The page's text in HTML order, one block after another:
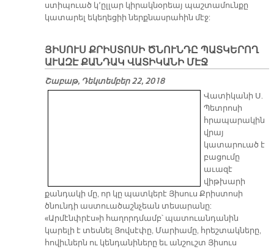
ստիպուած կ՚ըլլար կիրակնօրեայ պաշտամունքը
կատարել եկեղեցիի ներքնասրահին մէջ:
ՅԻՍՈՒՍ ՔՐԻՍՏՈՍԻ ԾՆՈՒՆԴԸ ՊԱՏԿԵՐՈՂ
ԱՒԱԶԷ ՔԱՆԴԱԿ ՎԱՏԻԿԱՆԻ ՄԷՋ
Շաբաթ, Դեկտեմբեր 22, 2018
Վատիկանի Ս.
Պետրոսի
հրապարակին
վրայ
կատարուած է
բացումը
աւազէ
վիթխարի
քանդակի մը, որ կը պատկերէ Յիսուս Քրիստոսի
ծնունդի աստուածաշնչեան տեսարանը:
«Արմէնփրէս»ի հաղորդմամբ՝ պատուանդանին
կարելի է տեսնել Յովսէփը, Մարիամը, հրեշտակները,
հովիւներն ու կենդանիները եւ անշուշտ Յիսուս